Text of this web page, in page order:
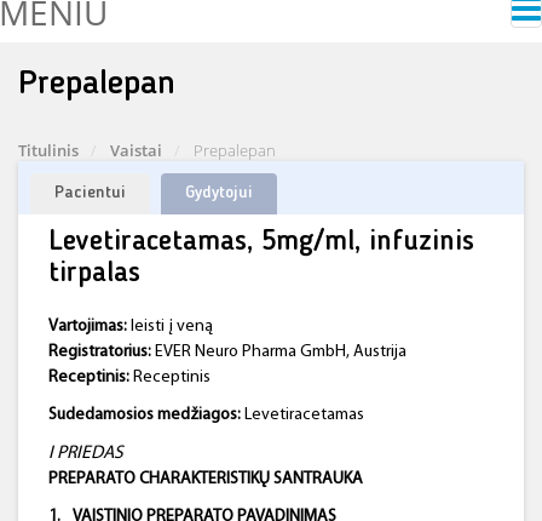
MENIU
Prepalepan
Titulinis Vaistai Prepalepan
Pacientui Gydytojui
Levetiracetamas, 5mg/ml, infuzinis
tirpalas
Vartojimas: leisti į veną
Registratorius: EVER Neuro Pharma GmbH, Austrija
Receptinis: Receptinis
Sudedamosios medžiagos: Levetiracetamas
I PRIEDAS
PREPARATO CHARAKTERISTIKŲ SANTRAUKA
1. VAISTINIO PREPARATO PAVADINIMAS